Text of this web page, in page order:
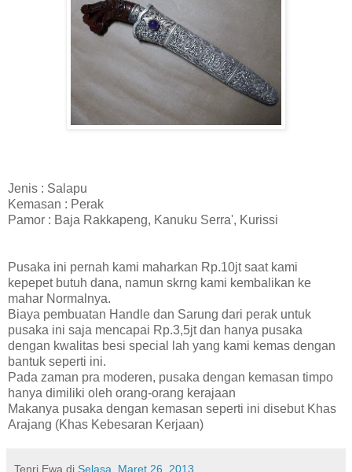
Jenis : Salapu
Kemasan : Perak
Pamor : Baja Rakkapeng, Kanuku Serra', Kurissi
Pusaka ini pernah kami maharkan Rp.10jt saat kami
kepepet butuh dana, namun skrng kami kembalikan ke
mahar Normalnya.
Biaya pembuatan Handle dan Sarung dari perak untuk
pusaka ini saja mencapai Rp.3,5jt dan hanya pusaka
dengan kwalitas besi special lah yang kami kemas dengan
bantuk seperti ini.
Pada zaman pra moderen, pusaka dengan kemasan timpo
hanya dimiliki oleh orang-orang kerajaan
Makanya pusaka dengan kemasan seperti ini disebut Khas
Arajang (Khas Kebesaran Kerjaan)
Tenri Ewa di Selasa, Maret 26, 2013